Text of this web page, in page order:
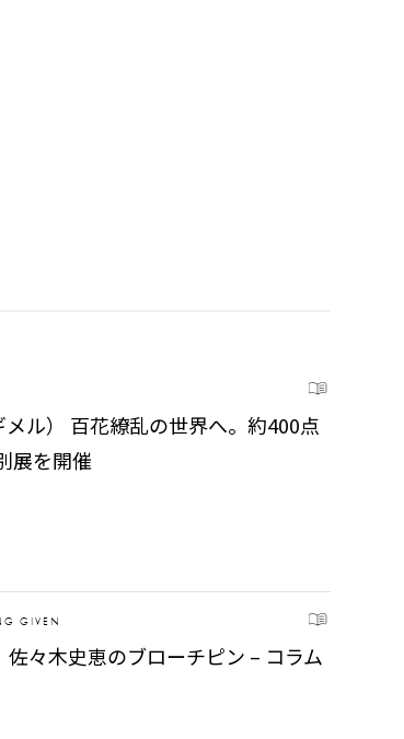
ル） 百花繚乱の世界へ。約400点
展を開催
GIVEN
佐々木史恵のブローチピン – コラム